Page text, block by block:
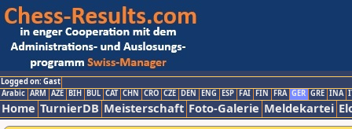
Logged on: Gast
Arabic ARM AZE BIH BUL CAT CHN CRO CZE DEN ENG ESP FAI FIN FRA GER GRE INA
Home TurnierDB Meisterschaft Foto-Galerie Meldekartei